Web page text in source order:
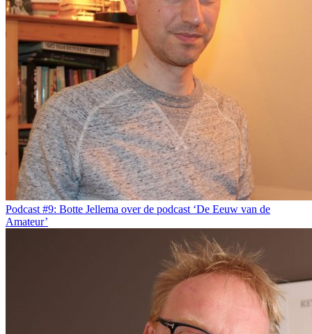
Podcast #9: Botte Jellema over de podcast ‘De Eeuw van de
Amateur’